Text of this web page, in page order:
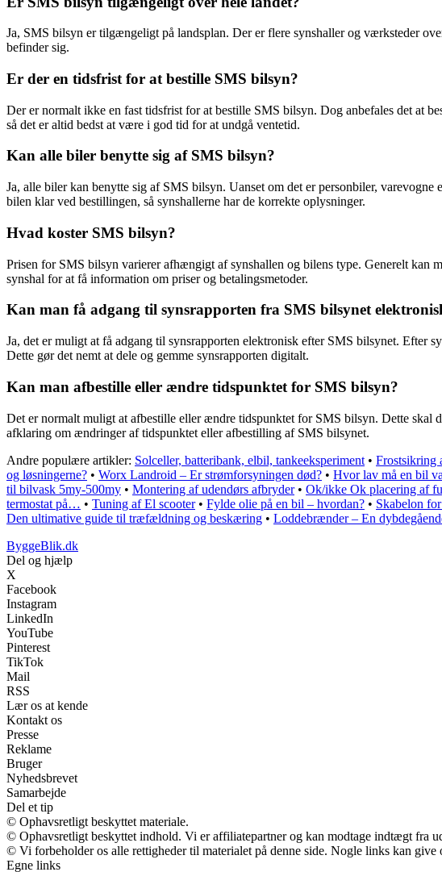
Ja, SMS bilsyn er tilgængeligt på landsplan. Der er flere synshaller og værksteder
befinder sig.
Er der en tidsfrist for at bestille SMS bilsyn?
Der er normalt ikke en fast tidsfrist for at bestille SMS bilsyn. Dog anbefales det at
så det er altid bedst at være i god tid for at undgå ventetid.
Kan alle biler benytte sig af SMS bilsyn?
Ja, alle biler kan benytte sig af SMS bilsyn. Uanset om det er personbiler,
bilen klar ved bestillingen, så synshallerne har de korrekte oplysninger.
Hvad koster SMS bilsyn?
Prisen for SMS bilsyn varierer afhængigt af synshallen og bilens type. Generelt kan
synshal for at få information om priser og betalingsmetoder.
Kan man få adgang til synsrapporten fra SMS bilsynet
Ja, det er muligt at få adgang til synsrapporten elektronisk efter SMS bilsynet. Efter
Dette gør det nemt at dele og gemme synsrapporten digitalt.
Kan man afbestille eller ændre tidspunktet for SMS bilsyn?
Det er normalt muligt at afbestille eller ændre tidspunktet for SMS bilsyn. Dette skal
afklaring om ændringer af tidspunktet eller afbestilling af SMS bilsynet.
Andre populære artikler: Solceller, batteribank, elbil, tankeeksperiment • Frostsikring
og løsningerne? • Worx Landroid – Er strømforsyningen død? • Hvor lav må en bil
til bilvask 5my-500my • Montering af udendørs afbryder• Ok/ikke Ok placering af
termostat på… • Tuning af El scooter• Fylde olie på en bil – hvordan? • Skabelon
Den ultimative guide til træfældning og beskæring • Loddebrænder – En
ByggeBlik.dk
Del og hjælp
X
Facebook
Instagram
LinkedIn
YouTube
Pinterest
TikTok
Mail
RSS
Lær os at kende
Kontakt os
Presse
Reklame
Bruger
Nyhedsbrevet
Samarbejde
Del et tip
© Ophavsretligt beskyttet materiale.
© Ophavsretligt beskyttet indhold. Vi er affiliatepartner og kan modtage indtægt fra
© Vi forbeholder os alle rettigheder til materialet på denne side. Nogle links kan
Egne links